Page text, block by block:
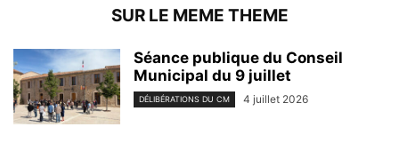
SUR LE MEME THEME
Séance publique du Conseil
Municipal du 9 juillet
DÉLIBÉRATIONS DU CM 4 juillet 2026